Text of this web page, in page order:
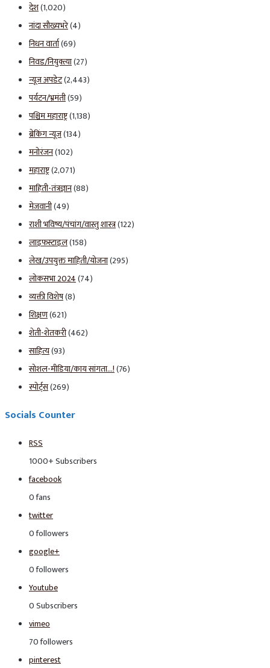
देश(1,020)
नांदा सौख्यभरे(4)
निधन वार्ता(69)
निवड/नियुक्त्या(27)
न्यूज अपडेट(2,443)
पर्यटन/भ्रमंती(59)
पश्चिम महाराष्ट्र(1,138)
ब्रेकिंग न्यूज(134)
मनोरंजन(102)
महाराष्ट्र(2,071)
माहिती-तंत्रज्ञान(88)
मेजवानी(49)
राशी भविष्य/पंचांग/वास्तु शास्त्र(122)
लाइफस्टाइल(158)
लेख/उपयुक्त माहिती/योजना(295)
लोकसभा 2024(74)
व्यक्ती विशेष(8)
शिक्षण(621)
शेती-शेतकरी(462)
साहित्य(93)
सोशल-मीडिया/काय सांगता…!(76)
स्पोर्ट्स(269)
Socials Counter
RSS
1000+Subscribers
facebook
0fans
twitter
0followers
google+
0followers
Youtube
0Subscribers
vimeo
70followers
pinterest